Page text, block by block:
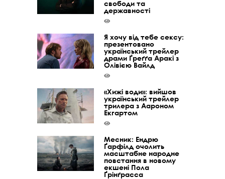
свободи та
державності
Я хочу від тебе сексу:
презентовано
український трейлер
драми Ґреґґа Аракі з
Олівією Вайлд
«Хижі води»: вийшов
український трейлер
трилера з Аароном
Екгартом
Месник: Ендрю
Ґарфілд очолить
масштабне народне
повстання в новому
екшені Пола
Ґрінґрасса